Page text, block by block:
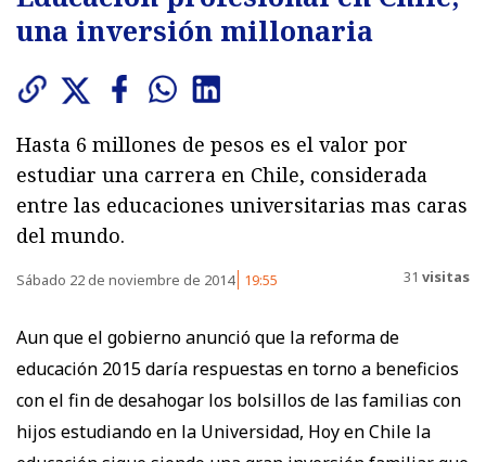
una inversión millonaria
Hasta 6 millones de pesos es el valor por
estudiar una carrera en Chile, considerada
entre las educaciones universitarias mas caras
del mundo.
Sábado 22 de noviembre de 2014 19:55 31 visitas
Aun que el gobierno anunció que la reforma de
educación 2015 daría respuestas en torno a beneficios
con el fin de desahogar los bolsillos de las familias con
hijos estudiando en la Universidad, Hoy en Chile la